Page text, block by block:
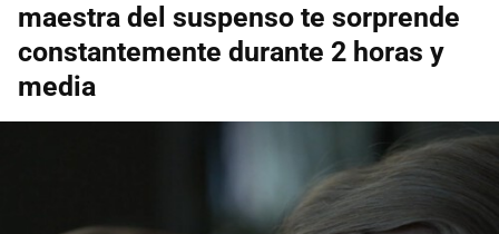
maestra del suspenso te sorprende
constantemente durante 2 horas y
media